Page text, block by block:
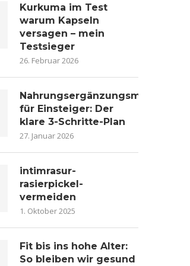
Kurkuma im Test
warum Kapseln
versagen – mein
Testsieger
26. Februar 2026
Nahrungsergänzungsmittel
für Einsteiger: Der
klare 3-Schritte-Plan
27. Januar 2026
intimrasur-
rasierpickel-
vermeiden
1. Oktober 2025
Fit bis ins hohe Alter:
So bleiben wir gesund